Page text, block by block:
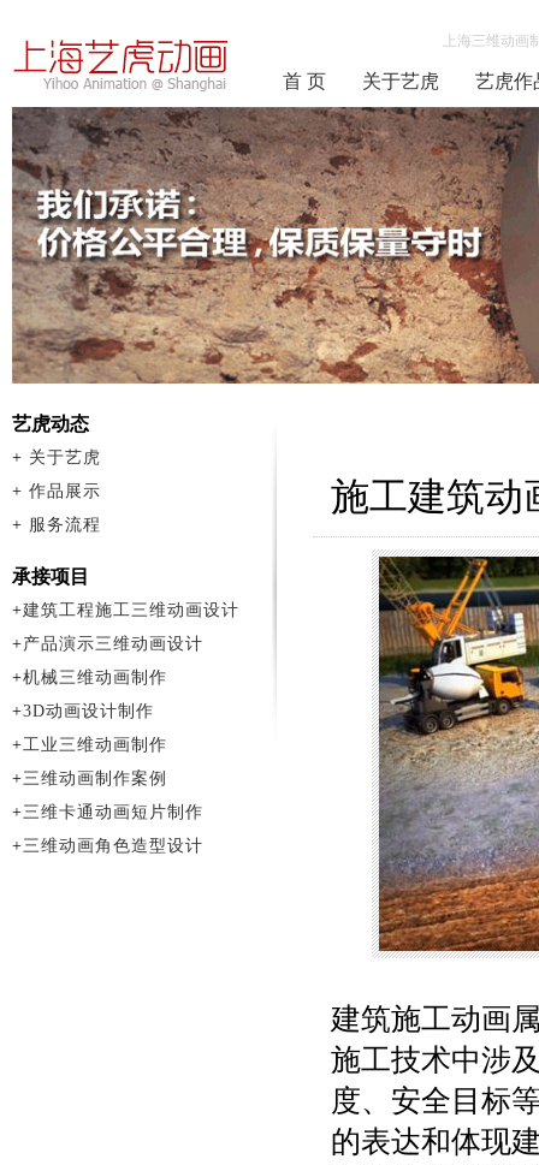
上海三维动
首 页 关于艺虎 艺虎作
施工建筑动
建筑施工动画
施工技术中涉
度、安全目标
的表达和体现
艺虎动态
+ 关于艺虎
+ 作品展示
+ 服务流程
承接项目
+建筑工程施工三维动画设计
+产品演示三维动画设计
+机械三维动画制作
+3D动画设计制作
+工业三维动画制作
+三维动画制作案例
+三维卡通动画短片制作
+三维动画角色造型设计